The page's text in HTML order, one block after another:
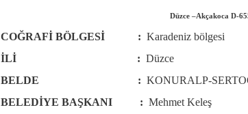
Düzce –Akçakoca D-
COĞRAFİ BÖLGESİ : Karadeniz bölgesi
İLİ : Düzce
BELDE : KONURALP-
BELEDİYE BAŞKANI : Mehmet Keleş